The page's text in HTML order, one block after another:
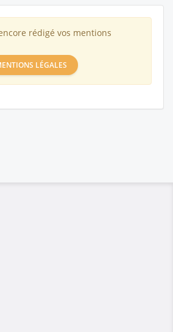
rédigé vos mentions
LÉGALES